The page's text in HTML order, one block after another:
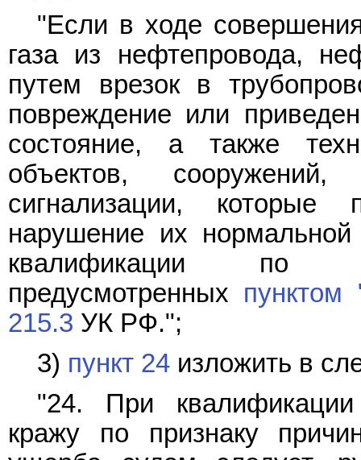
"Если в ходе
газа из нефтепровода,
путем врезок в
повреждение или
состояние, а также
объектов,
сигнализации,
нарушение их
квалификации по
предусмотренных пунктом
215.3 УК РФ.";
3) пункт 24 изложить в
"24. При
кражу по признаку